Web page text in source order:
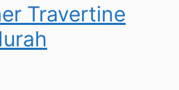
Travertine